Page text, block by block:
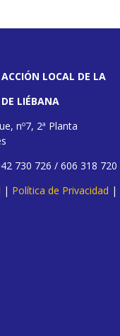
ACCIÓN LOCAL DE LA
LIÉBANA
nº7, 2ª Planta
730 726 / 606 318 720
| Política de Privacidad |